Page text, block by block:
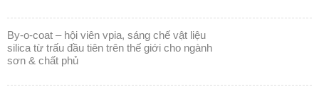
by-o-coat – hội viên vpia, sáng chế vật liệu
silica từ trấu đầu tiên trên thế giới cho ngành
sơn & chất phủ